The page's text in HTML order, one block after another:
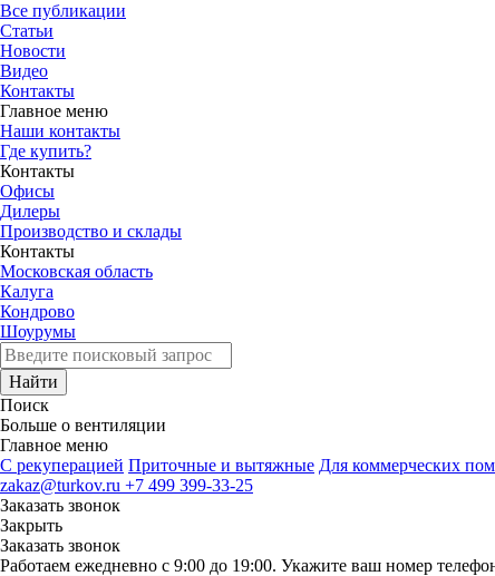
Все публикации
Статьи
Новости
Видео
Контакты
Главное меню
Наши контакты
Где купить?
Контакты
Офисы
Дилеры
Производство и склады
Контакты
Московская область
Калуга
Кондрово
Шоурумы
Найти
Поиск
Больше о вентиляции
Главное меню
C рекуперацией Приточные и вытяжные Для коммерческих
zakaz@turkov.ru +7 499 399-33-25
Заказать звонок
Закрыть
Заказать звонок
Работаем ежедневно с 9:00 до 19:00. Укажите ваш номер